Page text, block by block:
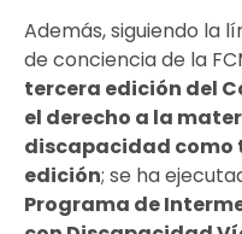
Además, siguiendo la
de conciencia de la
tercera edición del
el derecho a la
discapacidad como
edición; se ha
Programa de